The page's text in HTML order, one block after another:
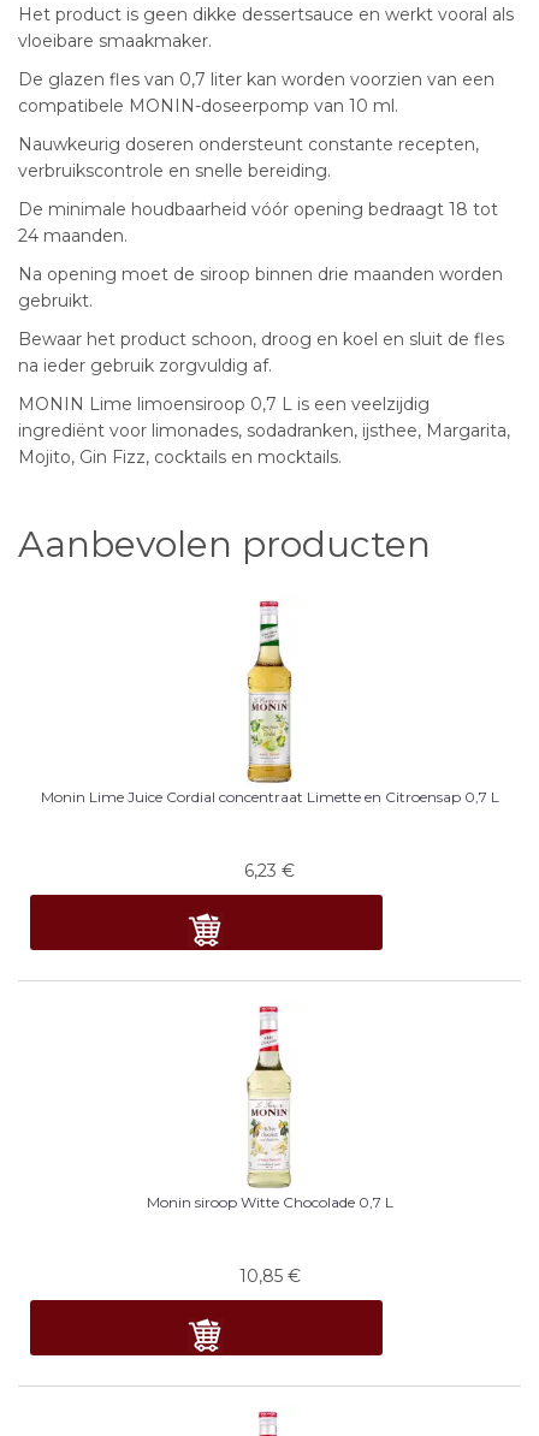
Het product is geen dikke dessertsauce en werkt vooral als
vloeibare smaakmaker.
De glazen fles van 0,7 liter kan worden voorzien van een
compatibele MONIN-doseerpomp van 10 ml.
Nauwkeurig doseren ondersteunt constante recepten,
verbruikscontrole en snelle bereiding.
De minimale houdbaarheid vóór opening bedraagt 18 tot
24 maanden.
Na opening moet de siroop binnen drie maanden worden
gebruikt.
Bewaar het product schoon, droog en koel en sluit de fles
na ieder gebruik zorgvuldig af.
MONIN Lime limoensiroop 0,7 L is een veelzijdig
ingrediënt voor limonades, sodadranken, ijsthee, Margarita,
Mojito, Gin Fizz, cocktails en mocktails.
Aanbevolen producten
Monin Lime Juice Cordial concentraat Limette en Citroensap 0,7 L
6,23 €
Monin siroop Witte Chocolade 0,7 L
10,85 €